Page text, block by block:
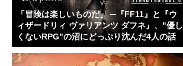
「冒険は楽しいものだ」 ─『FF11』と『ウ
ィザードリィ ヴァリアンツ ダフネ』、"優し
くないRPG"の沼にどっぷり沈んだ4人の話